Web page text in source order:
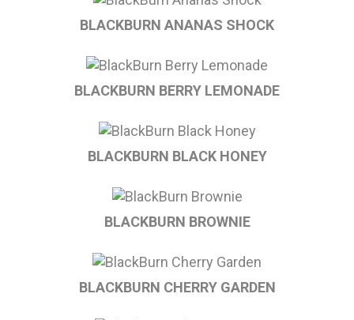
BLACKBURN ANANAS SHOCK
BLACKBURN BERRY LEMONADE
BLACKBURN BLACK HONEY
BLACKBURN BROWNIE
BLACKBURN CHERRY GARDEN